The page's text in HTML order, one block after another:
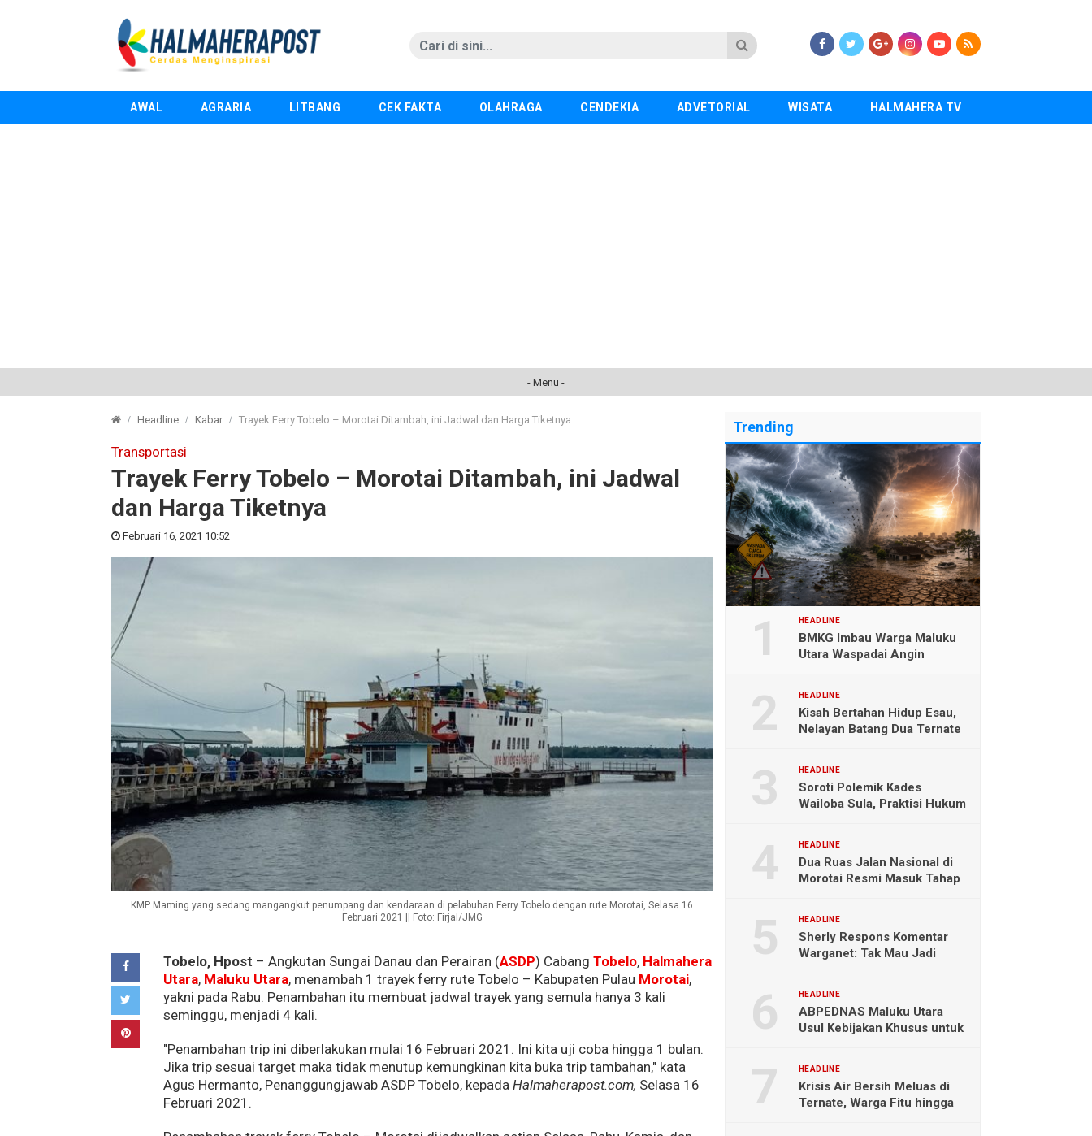
AWAL AGRARIA LITBANG CEK FAKTA OLAHRAGA CENDEKIA ADVETORIAL WISATA HALMAHERA TV
- Menu -
Headline Kabar Trayek Ferry Tobelo – Morotai Ditambah, ini Jadwal dan Harga Tiketnya
Transportasi
Trayek Ferry Tobelo – Morotai Ditambah, ini Jadwal
dan Harga Tiketnya
Februari 16, 2021 10:52
KMP Maming yang sedang mangangkut penumpang dan kendaraan di pelabuhan Ferry Tobelo dengan rute Morotai, Selasa 16
Februari 2021 || Foto: Firjal/JMG
Tobelo, Hpost – Angkutan Sungai Danau dan Perairan (ASDP) CabangTobelo, Halmahera
Utara, Maluku Utara, menambah 1 trayek ferry rute Tobelo – Kabupaten Pulau Morotai,
yakni pada Rabu. Penambahan itu membuat jadwal trayek yang semula hanya 3 kali
seminggu, menjadi 4 kali.
"Penambahan trip ini diberlakukan mulai 16 Februari 2021. Ini kita uji coba hingga 1 bulan.
Jika trip sesuai target maka tidak menutup kemungkinan kita buka trip tambahan," kata
Agus Hermanto, Penanggungjawab ASDP Tobelo, kepada Halmaherapost.com, Selasa 16
Februari 2021.
Trending
HEADLINE
BMKG Imbau Warga Maluku
Utara Waspadai Angin
HEADLINE
Kisah Bertahan Hidup Esau,
Nelayan Batang Dua Ternate
HEADLINE
Soroti Polemik Kades
Wailoba Sula, Praktisi Hukum
HEADLINE
Dua Ruas Jalan Nasional di
Morotai Resmi Masuk Tahap
HEADLINE
Sherly Respons Komentar
Warganet: Tak Mau Jadi
HEADLINE
ABPEDNAS Maluku Utara
Usul Kebijakan Khusus untuk
HEADLINE
Krisis Air Bersih Meluas di
Ternate, Warga Fitu hingga